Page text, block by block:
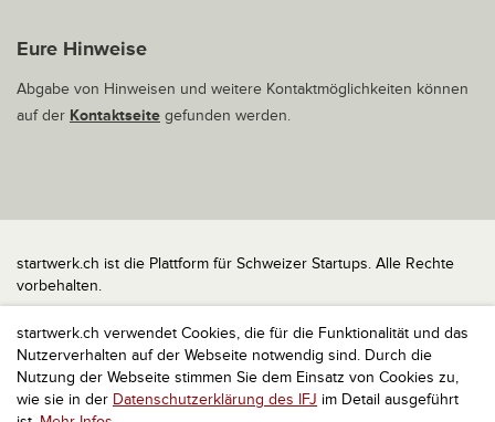
startwerk.ch verwendet Cookies, die für die Funktionalität und das
Nutzerverhalten auf der Webseite notwendig sind. Durch die
Nutzung der Webseite stimmen Sie dem Einsatz von Cookies zu,
wie sie in der Datenschutzerklärung des IFJ im Detail ausgeführt
Eure Hinweise
Abgabe von Hinweisen und weitere Kontaktmöglichkeiten können
auf der Kontaktseite gefunden werden.
startwerk.ch ist die Plattform für Schweizer Startups. Alle Rechte
vorbehalten.
Impressum
Kontakt
nach oben